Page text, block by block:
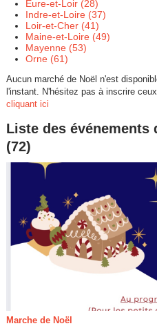
Eure-et-Loir (28)
Indre-et-Loire (37)
Loir-et-Cher (41)
Maine-et-Loire (49)
Mayenne (53)
Orne (61)
Aucun marché de Noël n'est
l'instant. N'hésitez pas à inscrire
cliquant ici
Liste des événements
(72)
Marche de Noël